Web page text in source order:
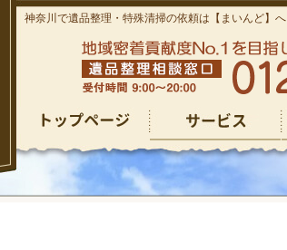
神奈川で遺品整理・特殊清掃の依頼は【まいんど】へ
遺品整理
仏壇回収
お焚き上げ供養
生前整理
特殊清掃
ゴミ屋敷清掃
その他のご依頼